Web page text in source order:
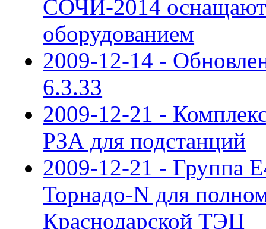
СОЧИ-2014
оборудованием
2009-12-14 -
6.3.33
2009-12-21 -
РЗА для подстанций
2009-12-21 - Группа
Торнадо-N для
Краснодарской ТЭЦ